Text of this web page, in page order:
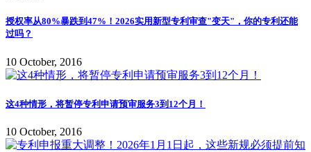
授权率从80%暴跌到47%！2026实用新型专利审查"变天"，你的专利还能
过吗？
10 October, 2016
这4种情形，将暂停专利申请预审服务3到12个月！
10 October, 2016